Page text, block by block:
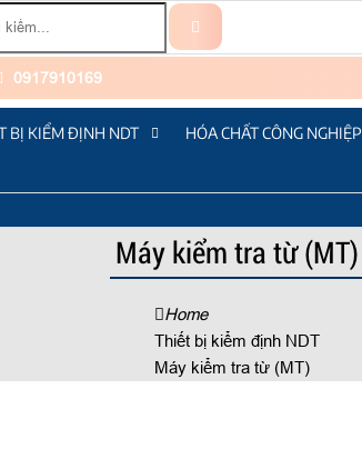
0917910169
BỊ KIỂM ĐỊNH NDT HÓA CHẤT CÔNG NGHIỆP
Máy kiểm tra từ (MT)
Home
Thiết bị kiểm định NDT
Máy kiểm tra từ (MT)